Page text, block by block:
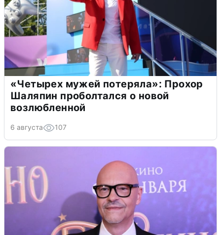
«Четырех мужей потеряла»: Прохор
Шаляпин проболтался о новой
возлюбленной
6 августа 107